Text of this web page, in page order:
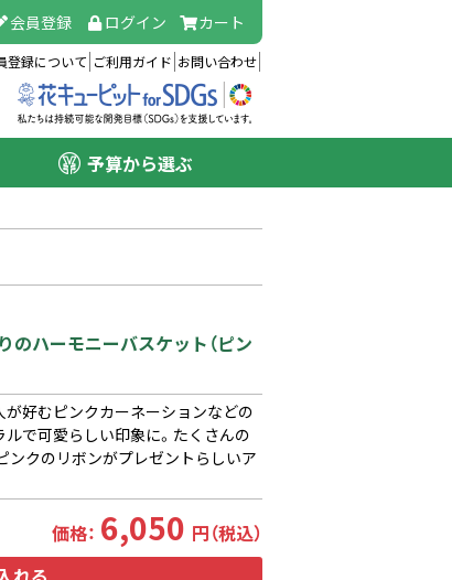
会員登録 ログイン カート
登録について ご利用ガイド お問い合わせ
予算から選ぶ
りのハーモニーバスケット（ピン
好むピンクカーネーションなどの
で可愛らしい印象に。たくさんの
ンクのリボンがプレゼントらしいア
価格： 6,050 円（税込）